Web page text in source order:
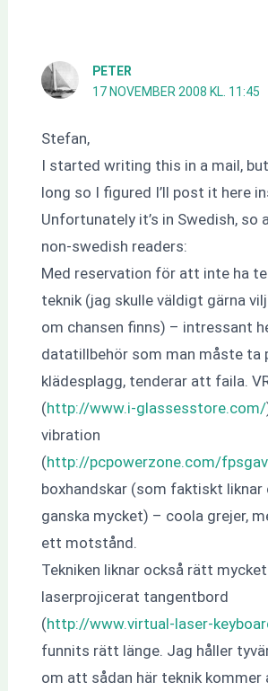
PETER
17 NOVEMBER 2008 KL. 11:45
Stefan,
I started writing this in a mail,
long so I figured I’ll post it here
Unfortunately it’s in Swedish, so
non-swedish readers:
Med reservation för att inte ha
teknik (jag skulle väldigt gärna
om chansen finns) – intressant
datatillbehör som man måste ta
klädesplagg, tenderar att faila.
(http://www.i-glassesstore.com/
vibration
(http://pcpowerzone.com/
boxhandskar (som faktiskt liknar
ganska mycket) – coola grejer,
ett motstånd.
Tekniken liknar också rätt
laserprojicerat tangentbord
(http://www.virtual-laser-
funnits rätt länge. Jag håller
om att sådan här teknik kommer